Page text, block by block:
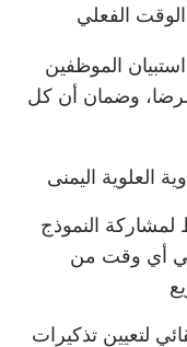
الفعلي
الموظفين
وضمان أن كل
العلوية اليمنى
لمشاركة النموذج
أي وقت من
لتعيين تذكيرات